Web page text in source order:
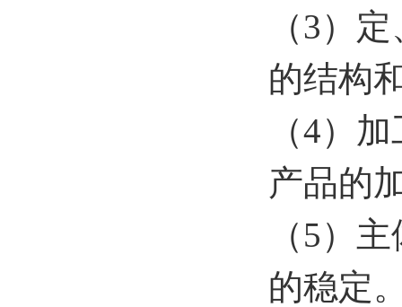
（3）
的结构
（4）
产品的
（5）
的稳定